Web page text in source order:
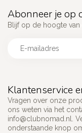
Klantenservice
Vragen over onze
ons weten via het
info@clubnomad.nl.
onderstaande knop
Abonneer je op
Blijf op de hoogte